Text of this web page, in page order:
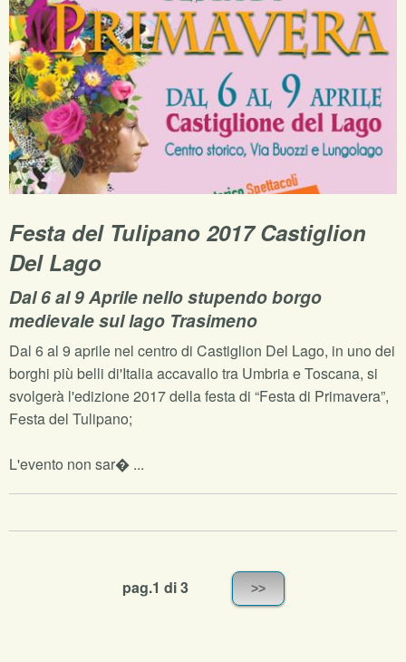
Festa del Tulipano 2017 Castiglion
Del Lago
Dal 6 al 9 Aprile nello stupendo borgo
medievale sul lago Trasimeno
Dal 6 al 9 aprile nel centro di Castiglion Del Lago, in uno dei
borghi più belli di'Italia accavallo tra Umbria e Toscana, si
svolgerà l'edizione 2017 della festa di “Festa di Primavera”,
Festa del Tulipano;
L'evento non sar� ...
pag.1 di 3 >>